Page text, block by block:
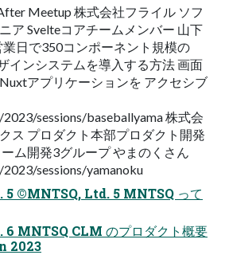
Meetup 株式会社フライル ソフ
ア Svelteコアチームメンバー 山下
日で350コンポーネント規模の
インシステムを導入する方法 画面
アプリケーションを アクセシブ
sessions/baseballyama 株式会
ス プロダクト本部プロダクト開発
ム開発3グループ やまのくさん
sessions/yamanoku
©MNTSQ, Ltd. 5 MNTSQ って
MNTSQ CLM のプロダクト概要
2023